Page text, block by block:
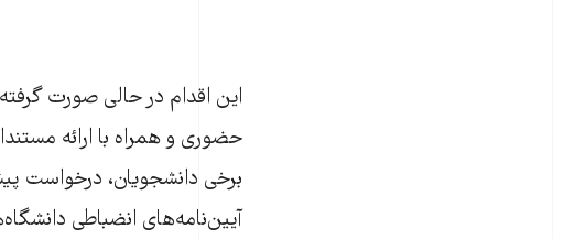
حضوری و همراه با ارائه
برخی دانشجویان، درخواست
آیین‌نامه‌های انضباطی